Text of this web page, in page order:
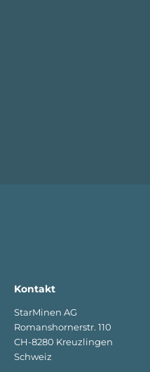
Kontakt
StarMinen AG
Romanshornerstr. 110
CH-8280 Kreuzlingen
Schweiz